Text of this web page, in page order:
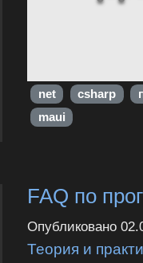
net csharp
maui
FAQ по
Опубликовано
Теория и